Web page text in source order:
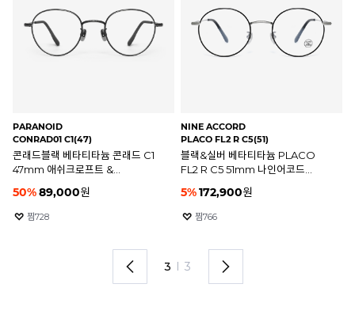
PARANOID
CONRAD01 C1(47)
콘래드블랙 베타티타늄 콘래드 C1
47mm 애쉬크로프트 &
파라노이드 안경테
50%89,000원
찜728
NINE ACCORD
PLACO FL2 R C5(51)
블랙&실버 베타티타늄 PLACO
FL2 R C5 51mm 나인어코드
5%172,900원
찜766
3 3